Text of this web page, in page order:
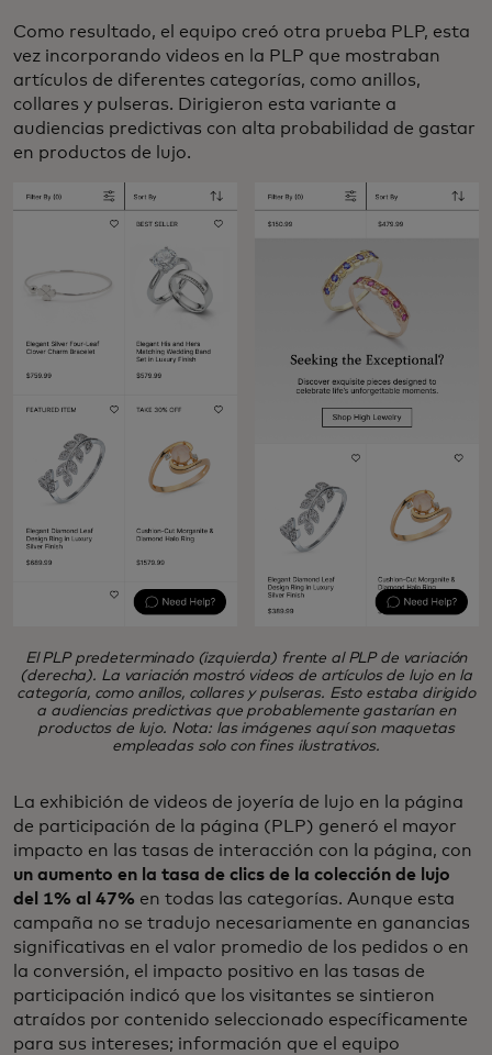
Como resultado, el equipo creó otra prueba PLP, esta
vez incorporando videos en la PLP que mostraban
artículos de diferentes categorías, como anillos,
collares y pulseras. Dirigieron esta variante a
audiencias predictivas con alta probabilidad de gastar
en productos de lujo.
El PLP predeterminado (izquierda) frente al PLP de variación
(derecha). La variación mostró videos de artículos de lujo en la
categoría, como anillos, collares y pulseras. Esto estaba dirigido
a audiencias predictivas que probablemente gastarían en
productos de lujo. Nota: las imágenes aquí son maquetas
empleadas solo con fines ilustrativos.
La exhibición de videos de joyería de lujo en la página
de participación de la página (PLP) generó el mayor
impacto en las tasas de interacción con la página, con
un aumento en la tasa de clics de la colección de lujo
del 1% al 47% en todas las categorías. Aunque esta
campaña no se tradujo necesariamente en ganancias
significativas en el valor promedio de los pedidos o en
la conversión, el impacto positivo en las tasas de
participación indicó que los visitantes se sintieron
atraídos por contenido seleccionado específicamente
para sus intereses; información que el equipo